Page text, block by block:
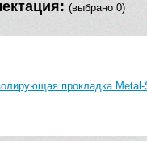
(выбрано 0)
прокладка